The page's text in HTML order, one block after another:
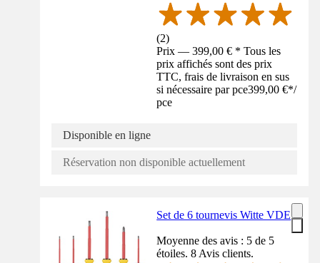
(2)
Prix — 399,00 € * Tous les
prix affichés sont des prix
TTC, frais de livraison en sus
si nécessaire par pce399,00 €*/
pce
Disponible en ligne
Réservation non disponible actuellement
Set de 6 tournevis Witte VDE
Moyenne des avis : 5 de 5
étoiles. 8 Avis clients.